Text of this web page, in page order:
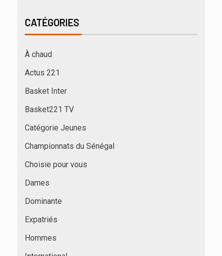
CATÉGORIES
À chaud
Actus 221
Basket Inter
Basket221 TV
Catégorie Jeunes
Championnats du Sénégal
Choisie pour vous
Dames
Dominante
Expatriés
Hommes